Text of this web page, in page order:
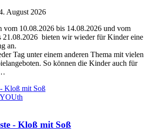
August 2026
vom 10.08.2026 bis 14.08.2026 und vom
21.08.2026 bieten wir wieder für Kinder eine
an.
Tag unter einem anderen Thema mit vielen
So können die Kinder auch für
Kloß mit Soß
- Kloß mit Soß